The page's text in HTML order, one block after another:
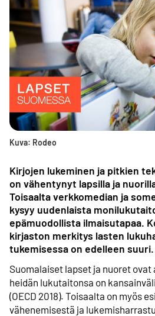
Kuva: Rodeo
Kirjojen lukeminen ja pitkien
on vähentynyt lapsilla ja
Toisaalta verkkomedian ja
kysyy uudenlaista
epämuodollista ilmaisutapaa.
kirjaston merkitys lasten
tukemisessa on edelleen suuri.
Suomalaiset lapset ja nuoret
heidän lukutaitonsa on
(OECD 2018). Toisaalta on myös
vähenemisestä ja